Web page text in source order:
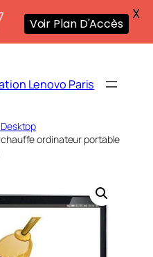
Lenovo Paris
ordinateur portable
Voir Plan D'Accès
X